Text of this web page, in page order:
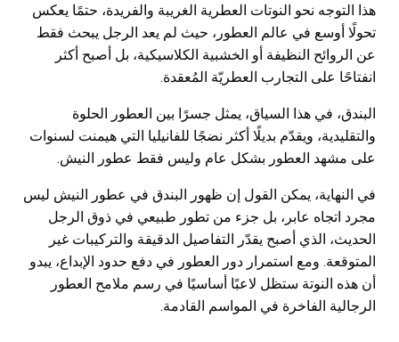
هذا التوجه نحو النوتات العطرية الغريبة والفريدة، حتمًا يعكس
تحولًا أوسع في عالم العطور، حيث لم يعد الرجل يبحث فقط
عن الروائح النظيفة أو الخشبية الكلاسيكية، بل أصبح أكثر
انفتاحًا على التجارب العطريّة المُعقدة.
البندق، في هذا السياق، يمثل جسرًا بين العطور الحلوة
والتقليدية، ويقدّم بديلًا أكثر نضجًا للفانيليا التي هيمنت لسنوات
على مشهد العطور بشكل عام وليس فقط عطور النيش.
في النهاية، يمكن القول إن ظهور البندق في عطور النيش ليس
مجرد اتجاه عابر، بل جزء من تطور طبيعي في ذوق الرجل
الحديث، الذي أصبح يقدّر التفاصيل الدقيقة والتركيبات غير
المتوقعة. ومع استمرار دور العطور في دفع حدود الإبداع، يبدو
أن هذه النوتة ستظل لاعبًا أساسيًا في رسم ملامح العطور
الرجالية الفاخرة في المواسم القادمة.